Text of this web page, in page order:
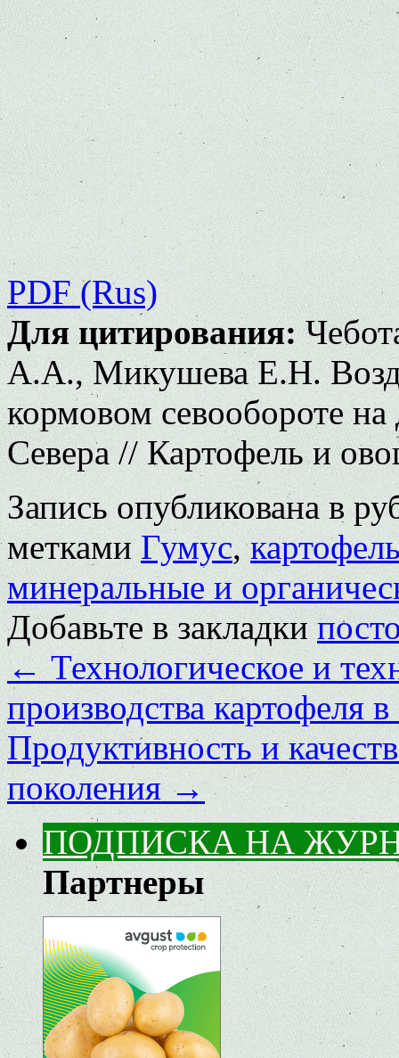
PDF (Rus)
Для цитирования:
А.А., Микушева Е.Н.
кормовом севообороте
Севера // Картофель и
Запись опубликована в
меткамиГумус,
минеральные и
Добавьте в закладки
←Технологическое и
производства картофеля
Продуктивность и
поколения→
ПОДПИСКА НА
Партнеры